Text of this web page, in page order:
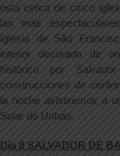
esta cerca de cinco
las más
Iglesia de São
interior decorado de
histórico por
construcciones de
la noche asistiremos a
Solar do Unhao.
Día 8 SALVADOR DE